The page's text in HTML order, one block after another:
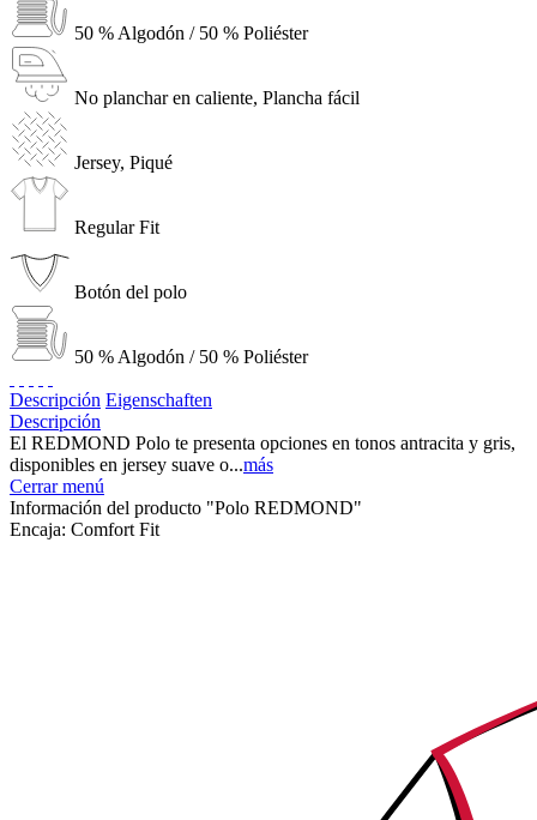
50 % Algodón / 50 % Poliéster
No planchar en caliente, Plancha fácil
Jersey, Piqué
Regular Fit
Botón del polo
50 % Algodón / 50 % Poliéster
Descripción Eigenschaften
Descripción
El REDMOND Polo te presenta opciones en tonos antracita y gris,
disponibles en jersey suave o...más
Cerrar menú
Información del producto "Polo REDMOND"
Encaja: Comfort Fit